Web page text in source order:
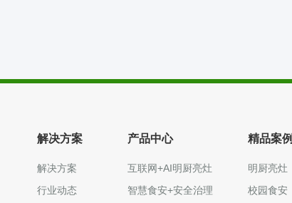
解决方案
解决方案
行业动态
产品中心
互联网+AI明厨亮灶
智慧食安+安全治理
精品案例
明厨亮灶
校园食安